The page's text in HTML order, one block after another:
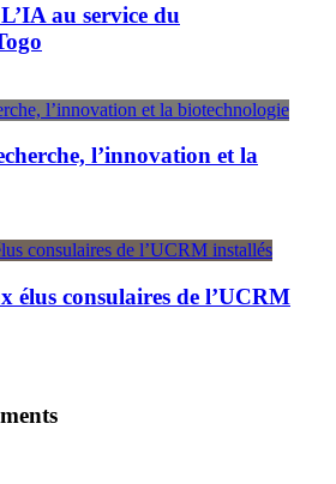
au service du
l’innovation et la
élus consulaires de l’UCRM